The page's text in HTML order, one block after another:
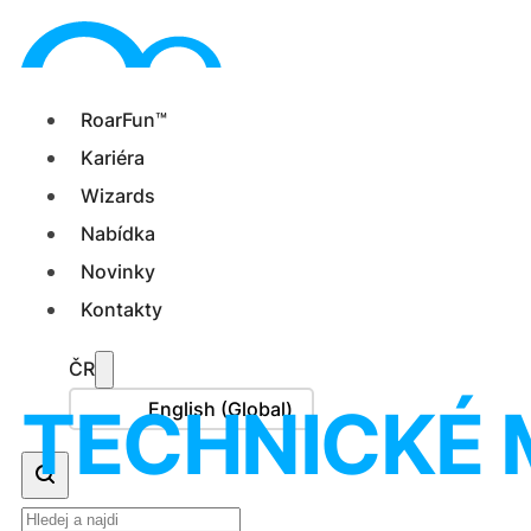
RoarFun™
Kariéra
Wizards
Nabídka
Novinky
Kontakty
ČR
English (Global)
Hledat
TECHNICKÉ